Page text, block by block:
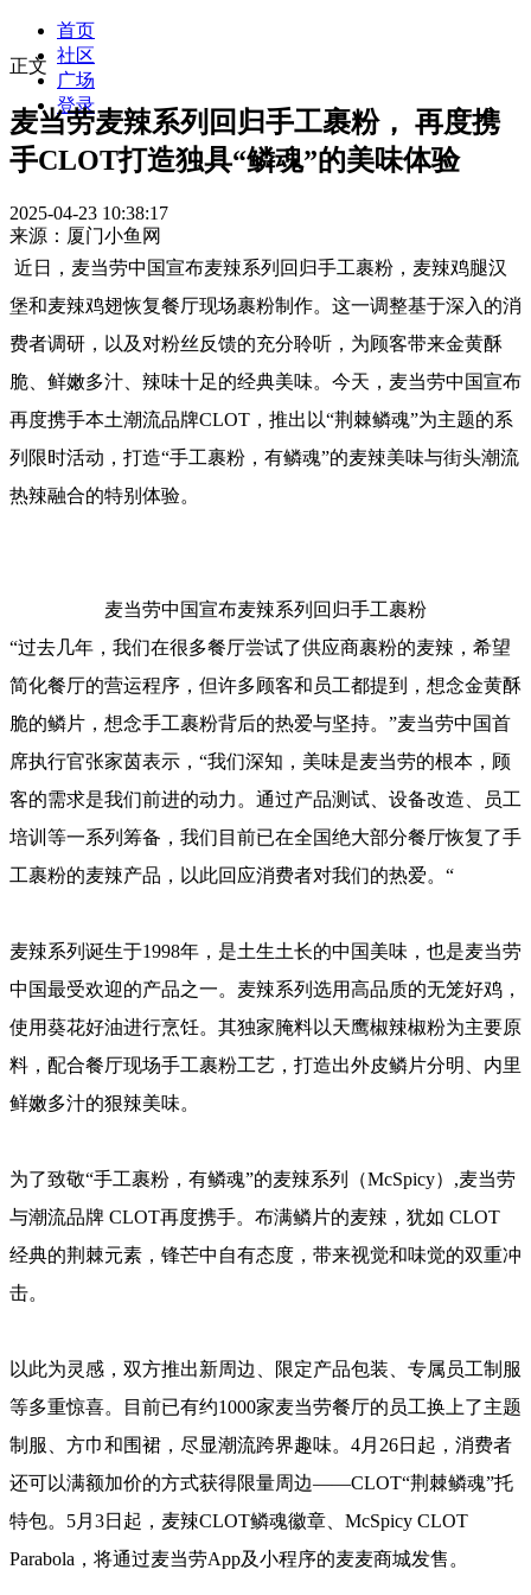
首页
社区
广场
登录
正文
麦当劳麦辣系列回归手工裹粉， 再度携
手CLOT打造独具“鳞魂”的美味体验
2025-04-23 10:38:17
来源：厦门小鱼网
近日，麦当劳中国宣布麦辣系列回归手工裹粉，麦辣鸡腿汉
堡和麦辣鸡翅恢复餐厅现场裹粉制作。这一调整基于深入的消
费者调研，以及对粉丝反馈的充分聆听，为顾客带来金黄酥
脆、鲜嫩多汁、辣味十足的经典美味。今天，麦当劳中国宣布
再度携手本土潮流品牌CLOT，推出以“荆棘鳞魂”为主题的系
列限时活动，打造“手工裹粉，有鳞魂”的麦辣美味与街头潮流
热辣融合的特别体验。
麦当劳中国宣布麦辣系列回归手工裹粉
“过去几年，我们在很多餐厅尝试了供应商裹粉的麦辣，希望
简化餐厅的营运程序，但许多顾客和员工都提到，想念金黄酥
脆的鳞片，想念手工裹粉背后的热爱与坚持。”麦当劳中国首
席执行官张家茵表示，“我们深知，美味是麦当劳的根本，顾
客的需求是我们前进的动力。通过产品测试、设备改造、员工
培训等一系列筹备，我们目前已在全国绝大部分餐厅恢复了手
工裹粉的麦辣产品，以此回应消费者对我们的热爱。“
麦辣系列诞生于1998年，是土生土长的中国美味，也是麦当劳
中国最受欢迎的产品之一。麦辣系列选用高品质的无笼好鸡，
使用葵花好油进行烹饪。其独家腌料以天鹰椒辣椒粉为主要原
料，配合餐厅现场手工裹粉工艺，打造出外皮鳞片分明、内里
鲜嫩多汁的狠辣美味。
为了致敬“手工裹粉，有鳞魂”的麦辣系列（McSpicy）,麦当劳
与潮流品牌 CLOT再度携手。布满鳞片的麦辣，犹如 CLOT
经典的荆棘元素，锋芒中自有态度，带来视觉和味觉的双重冲
击。
以此为灵感，双方推出新周边、限定产品包装、专属员工制服
等多重惊喜。目前已有约1000家麦当劳餐厅的员工换上了主题
制服、方巾和围裙，尽显潮流跨界趣味。4月26日起，消费者
还可以满额加价的方式获得限量周边——CLOT“荆棘鳞魂”托
特包。5月3日起，麦辣CLOT鳞魂徽章、McSpicy CLOT
Parabola，将通过麦当劳App及小程序的麦麦商城发售。